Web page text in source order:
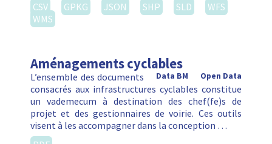
CSV
GPKG JSON SHP SLD
WFS
WMS
Aménagements cyclables
Open Data
Data BM
L’ensemble des documents
consacrés aux infrastructures cyclables constitue
un vademecum à destination des chef(fe)s de
projet et des gestionnaires de voirie. Ces outils
visent à les accompagner dans la conception …